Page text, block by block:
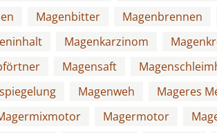
Magenbitter Magenbrennen
Magenkarzinom
Magensaft
Magenweh Mageres
Magermotor